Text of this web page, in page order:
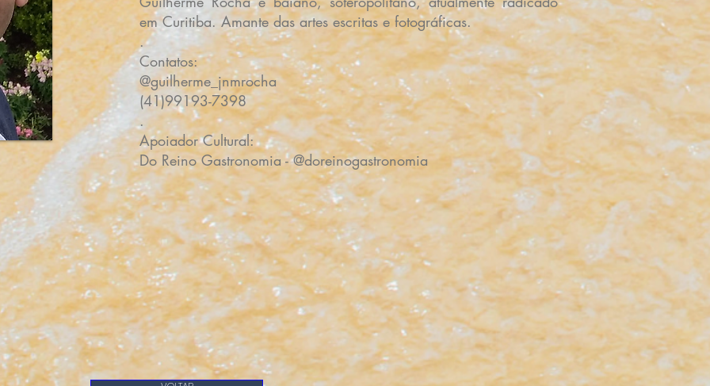
em Curitiba. Amante das artes escritas e fotográficas.
.
Contatos:
@guilherme_jnmrocha
(41)99193-7398
.
Apoiador Cultural:
Do Reino Gastronomia - @doreinogastronomia